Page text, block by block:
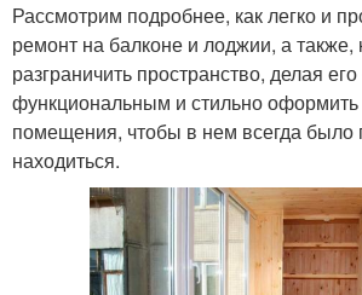
Рассмотрим подробнее, как легко и
ремонт на балконе и лоджии, а также,
разграничить пространство, делая
функциональным и стильно оформить
помещения, чтобы в нем всегда было
находиться.